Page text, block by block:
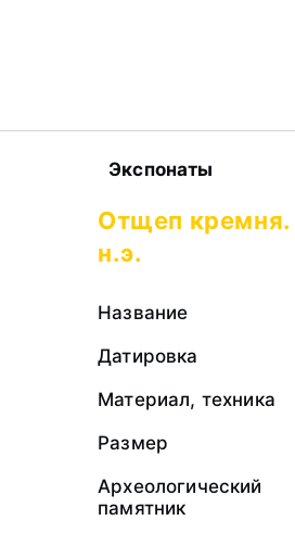
Экспонаты
Отщеп кремня.
н.э.
Название
Датировка
Материал, техника
Размер
Археологический
памятник